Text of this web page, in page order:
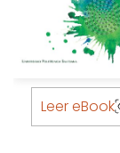
Skip
the
Leer eBook